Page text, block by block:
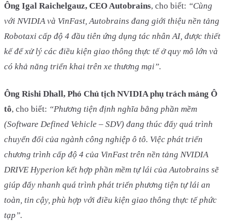
Ông Igal Raichelgauz, CEO Autobrains, cho biết: “Cùng
với NVIDIA và VinFast, Autobrains đang giới thiệu nền tảng
Robotaxi cấp độ 4 đầu tiên ứng dụng tác nhân AI, được thiết
kế để xử lý các điều kiện giao thông thực tế ở quy mô lớn và
có khả năng triển khai trên xe thương mại”.
Ông Rishi Dhall, Phó Chủ tịch NVIDIA phụ trách mảng Ô
tô, cho biết: “Phương tiện định nghĩa bằng phần mềm
(Software Defined Vehicle – SDV) đang thúc đẩy quá trình
chuyển đổi của ngành công nghiệp ô tô. Việc phát triển
chương trình cấp độ 4 của VinFast trên nền tảng NVIDIA
DRIVE Hyperion kết hợp phần mềm tự lái của Autobrains sẽ
giúp đẩy nhanh quá trình phát triển phương tiện tự lái an
toàn, tin cậy, phù hợp với điều kiện giao thông thực tế phức
tạp”.